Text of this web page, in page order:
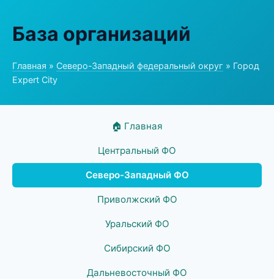
База организаций
Главная » Северо-Западный федеральный округ » Город
Expert City
🏠 Главная
Центральный ФО
Северо-Западный ФО
Приволжский ФО
Уральский ФО
Сибирский ФО
Дальневосточный ФО